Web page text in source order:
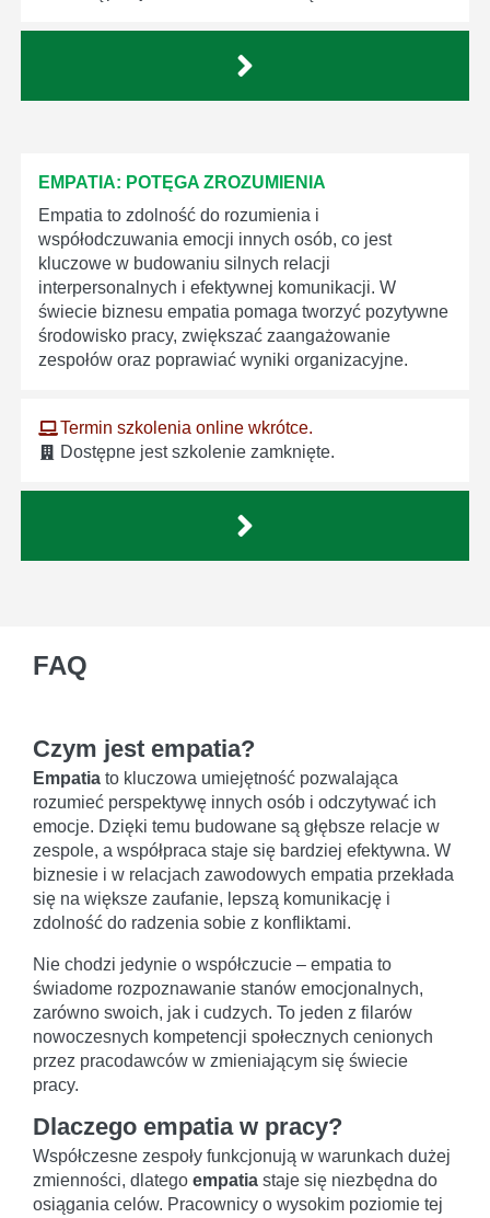
EMPATIA: POTĘGA ZROZUMIENIA
Empatia to zdolność do rozumienia i
współodczuwania emocji innych osób, co jest
kluczowe w budowaniu silnych relacji
interpersonalnych i efektywnej komunikacji. W
świecie biznesu empatia pomaga tworzyć pozytywne
środowisko pracy, zwiększać zaangażowanie
zespołów oraz poprawiać wyniki organizacyjne.
Termin szkolenia online wkrótce.
Dostępne jest szkolenie zamknięte.
FAQ
Czym jest empatia?
Empatia to kluczowa umiejętność pozwalająca
rozumieć perspektywę innych osób i odczytywać ich
emocje. Dzięki temu budowane są głębsze relacje w
zespole, a współpraca staje się bardziej efektywna. W
biznesie i w relacjach zawodowych empatia przekłada
się na większe zaufanie, lepszą komunikację i
zdolność do radzenia sobie z konfliktami.
Nie chodzi jedynie o współczucie – empatia to
świadome rozpoznawanie stanów emocjonalnych,
zarówno swoich, jak i cudzych. To jeden z filarów
nowoczesnych kompetencji społecznych cenionych
przez pracodawców w zmieniającym się świecie
pracy.
Dlaczego empatia w pracy?
Współczesne zespoły funkcjonują w warunkach dużej
zmienności, dlatego empatia staje się niezbędna do
osiągania celów. Pracownicy o wysokim poziomie tej